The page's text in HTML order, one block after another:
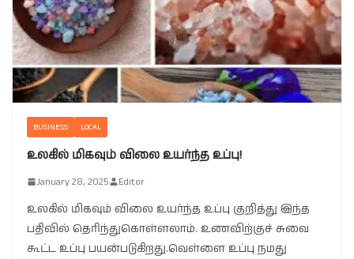
BUSINESS LOCAL
உலகில் மிகவும் விலை உயர்ந்த உப்பு!
January 28, 2025 Editor
உலகில் மிகவும் விலை உயர்ந்த உப்பு குறித்து இந்த
பதிவில் தெரிந்துகொள்ளலாம். உணவிற்குச் சுவை
கூட்ட உப்பு பயன்படுகிறது.வெள்ளை உப்பு நமது